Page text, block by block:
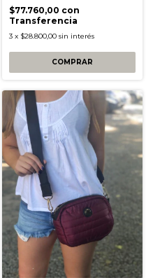
$77.760,00 con
Transferencia
3 x $28.800,00 sin interés